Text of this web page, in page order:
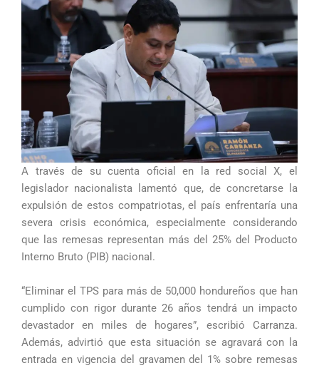
A través de su cuenta oficial en la red social X, el
legislador nacionalista lamentó que, de concretarse la
expulsión de estos compatriotas, el país enfrentaría una
severa crisis económica, especialmente considerando
que las remesas representan más del 25% del Producto
Interno Bruto (PIB) nacional.
“Eliminar el TPS para más de 50,000 hondureños que han
cumplido con rigor durante 26 años tendrá un impacto
devastador en miles de hogares”, escribió Carranza.
Además, advirtió que esta situación se agravará con la
entrada en vigencia del gravamen del 1% sobre remesas